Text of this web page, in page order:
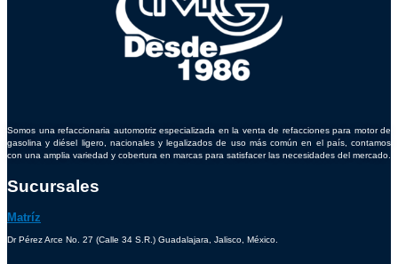
Somos una refaccionaria automotriz especializada en la venta de refacciones para motor de
gasolina y diésel ligero, nacionales y legalizados de uso más común en el país, contamos
con una amplia variedad y cobertura en marcas para satisfacer las necesidades del mercado.
Sucursales
Matríz
Dr Pérez Arce No. 27 (Calle 34 S.R.) Guadalajara, Jalisco, México.